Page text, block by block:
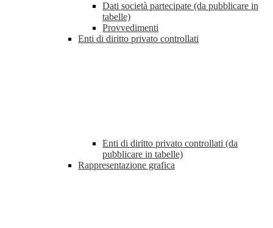
Dati società partecipate (da pubblicare in
tabelle)
Provvedimenti
Enti di diritto privato controllati
Enti di diritto privato controllati (da
pubblicare in tabelle)
Rappresentazione grafica